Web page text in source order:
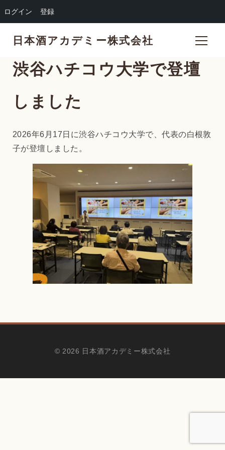
ログイン 登録
日本酒アカデミー株式会社
渋谷ハチコウ大学で登壇
しました
2026年6月17日に渋谷ハチコウ大学で、代表の白根敦
子が登壇しました。
© 2026 日本酒アカデミー株式会社